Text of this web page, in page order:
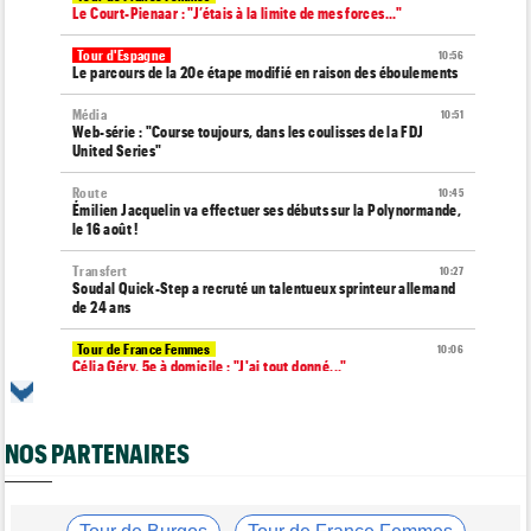
Le Court-Pienaar : "J’étais à la limite de mes forces..."
10:56
Tour d'Espagne
Le parcours de la 20e étape modifié en raison des éboulements
10:51
Média
Web-série : "Course toujours, dans les coulisses de la FDJ
United Series"
10:45
Route
Émilien Jacquelin va effectuer ses débuts sur la Polynormande,
le 16 août !
10:27
Transfert
Soudal Quick-Step a recruté un talentueux sprinteur allemand
de 24 ans
10:06
Tour de France Femmes
Célia Géry, 5e à domicile : "J'ai tout donné..."
jusqu'en 2031
NOS PARTENAIRES